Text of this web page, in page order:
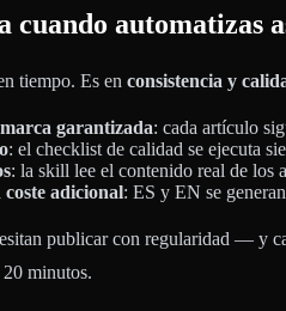
cuando automatizas
tiempo. Es en consistencia y
garantizada: cada artículo
: el checklist de calidad se ejecuta
: la skill lee el contenido real de los
adicional: ES y EN se
publicar con regularidad — y
minutos.